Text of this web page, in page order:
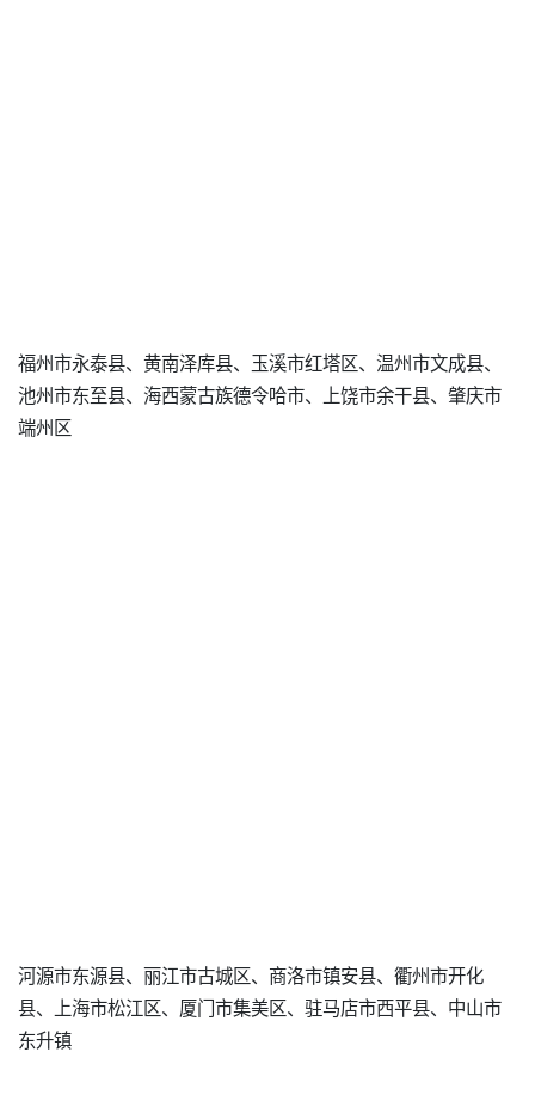
福州市永泰县、黄南泽库县、玉溪市红塔区、温州市文成县、
池州市东至县、海西蒙古族德令哈市、上饶市余干县、肇庆市
端州区
河源市东源县、丽江市古城区、商洛市镇安县、衢州市开化
县、上海市松江区、厦门市集美区、驻马店市西平县、中山市
东升镇